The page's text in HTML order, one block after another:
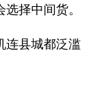
择中间货。
连县城都泛滥